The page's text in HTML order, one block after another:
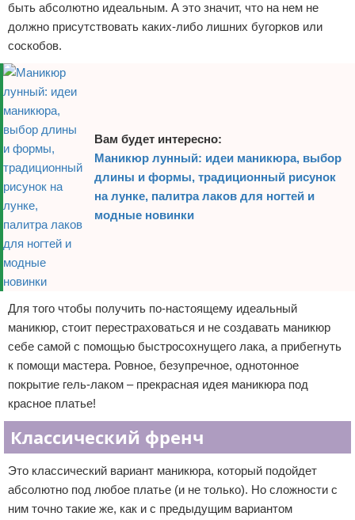
быть абсолютно идеальным. А это значит, что на нем не
должно присутствовать каких-либо лишних бугорков или
соскобов.
Вам будет интересно:
Маникюр лунный: идеи маникюра, выбор
длины и формы, традиционный рисунок
на лунке, палитра лаков для ногтей и
модные новинки
Для того чтобы получить по-настоящему идеальный
маникюр, стоит перестраховаться и не создавать маникюр
себе самой с помощью быстросохнущего лака, а прибегнуть
к помощи мастера. Ровное, безупречное, однотонное
покрытие гель-лаком – прекрасная идея маникюра под
красное платье!
Классический френч
Это классический вариант маникюра, который подойдет
абсолютно под любое платье (и не только). Но сложности с
ним точно такие же, как и с предыдущим вариантом